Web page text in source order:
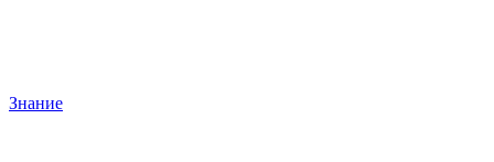
Знание